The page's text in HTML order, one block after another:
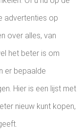
advertenties op
over alles, van
het beter is om
er bepaalde
Hier is een lijst met
nieuw kunt kopen,